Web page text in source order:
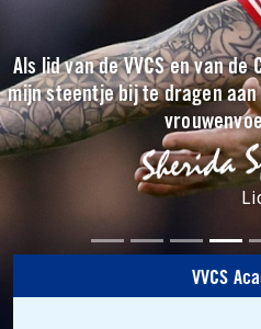
Als lid van de VVCS en van de
mijn steentje bij te dragen
VVCS